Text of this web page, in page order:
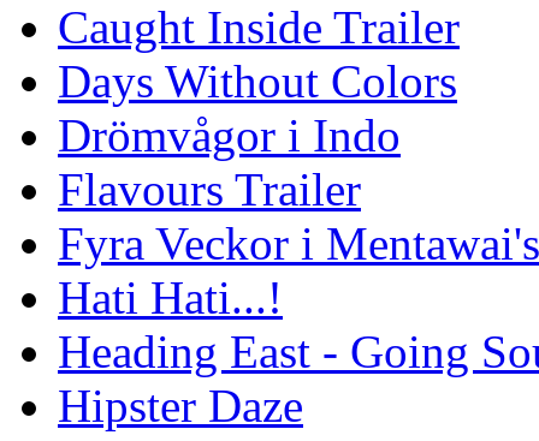
Caught Inside Trailer
Days Without Colors
Drömvågor i Indo
Flavours Trailer
Fyra Veckor i Mentawai's
Hati Hati...!
Heading East - Going
Hipster Daze